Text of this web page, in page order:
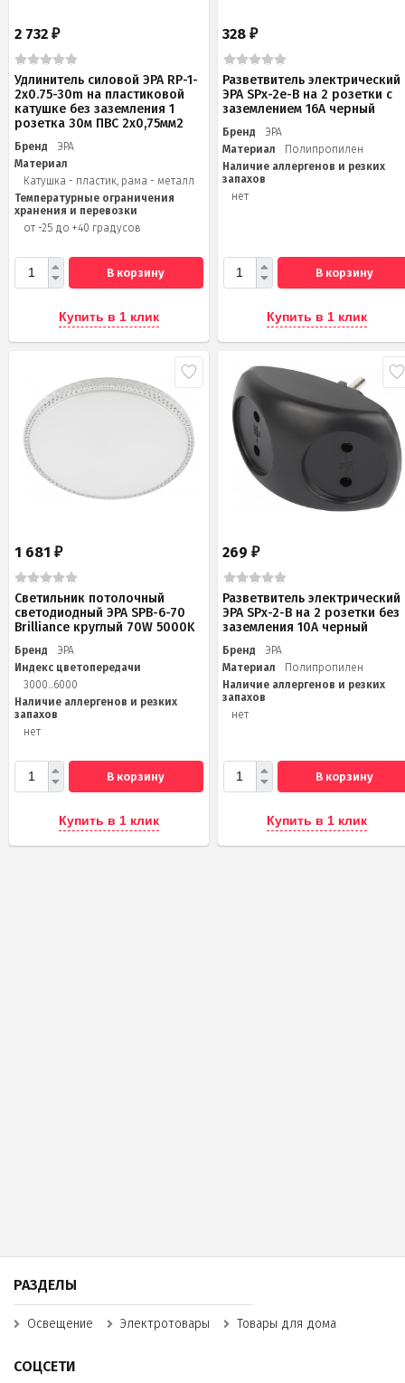
2 732 ₽
Удлинитель силовой ЭРА RP-1-
2x0.75-30m на пластиковой
катушке без заземления 1
розетка 30м ПВС 2х0,75мм2
Бренд
ЭРА
Материал
Катушка - пластик, рама - металл
Температурные ограничения
хранения и перевозки
от -25 до +40 градусов
В корзину
Купить в 1 клик
328₽
Разветвитель электрический
ЭРА SPx-2e-B на 2 розетки с
заземлением 16А черный
Бренд
ЭРА
Материал
Полипропилен
Наличие аллергенов и резких
запахов
нет
В корзину
Купить в 1 клик
1 681 ₽
Светильник потолочный
светодиодный ЭРА SPB-6-70
Brilliance круглый 70W 5000K
Бренд
ЭРА
Индекс цветопередачи
3000...6000
Наличие аллергенов и резких
запахов
нет
В корзину
Купить в 1 клик
269₽
Разветвитель электрический
ЭРА SPx-2-B на 2 розетки без
заземления 10А черный
Бренд
ЭРА
Материал
Полипропилен
Наличие аллергенов и резких
запахов
нет
В корзину
Купить в 1 клик
РАЗДЕЛЫ
Освещение Электротовары Товары для дома
СОЦСЕТИ